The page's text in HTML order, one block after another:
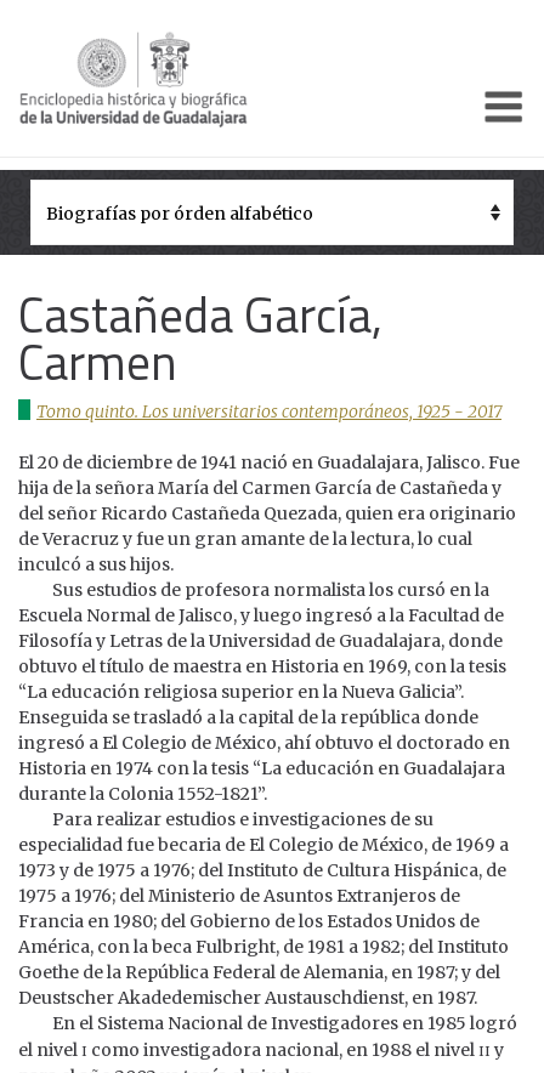
Presentación
Biografías
Documentos institucionales
Castañeda García,
Carmen
Tomo quinto. Los universitarios contemporáneos, 1925 - 2017
El 20 de diciembre de 1941 nació en Guadalajara, Jalisco. Fue
hija de la señora María del Carmen García de Castañeda y
del señor Ricardo Castañeda Quezada, quien era originario
de Veracruz y fue un gran amante de la lectura, lo cual
inculcó a sus hijos.
Sus estudios de profesora normalista los cursó en la
Escuela Normal de Jalisco, y luego ingresó a la Facultad de
Filosofía y Letras de la Universidad de Guadalajara, donde
obtuvo el título de maestra en Historia en 1969, con la tesis
“La educación religiosa superior en la Nueva Galicia”.
Enseguida se trasladó a la capital de la república donde
ingresó a El Colegio de México, ahí obtuvo el doctorado en
Historia en 1974 con la tesis “La educación en Guadalajara
durante la Colonia 1552-1821”.
Para realizar estudios e investigaciones de su
especialidad fue becaria de El Colegio de México, de 1969 a
1973 y de 1975 a 1976; del Instituto de Cultura Hispánica, de
1975 a 1976; del Ministerio de Asuntos Extranjeros de
Francia en 1980; del Gobierno de los Estados Unidos de
América, con la beca Fulbright, de 1981 a 1982; del Instituto
Goethe de la República Federal de Alemania, en 1987; y del
Deustscher Akadedemischer Austauschdienst, en 1987.
En el Sistema Nacional de Investigadores en 1985 logró
el niveli como investigadora nacional, en 1988 el niveliiy